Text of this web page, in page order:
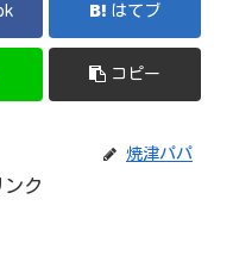
はてブ
コピー
焼津パパ
ンク